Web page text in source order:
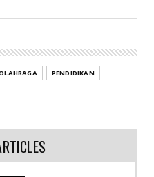
PENDIDIKAN